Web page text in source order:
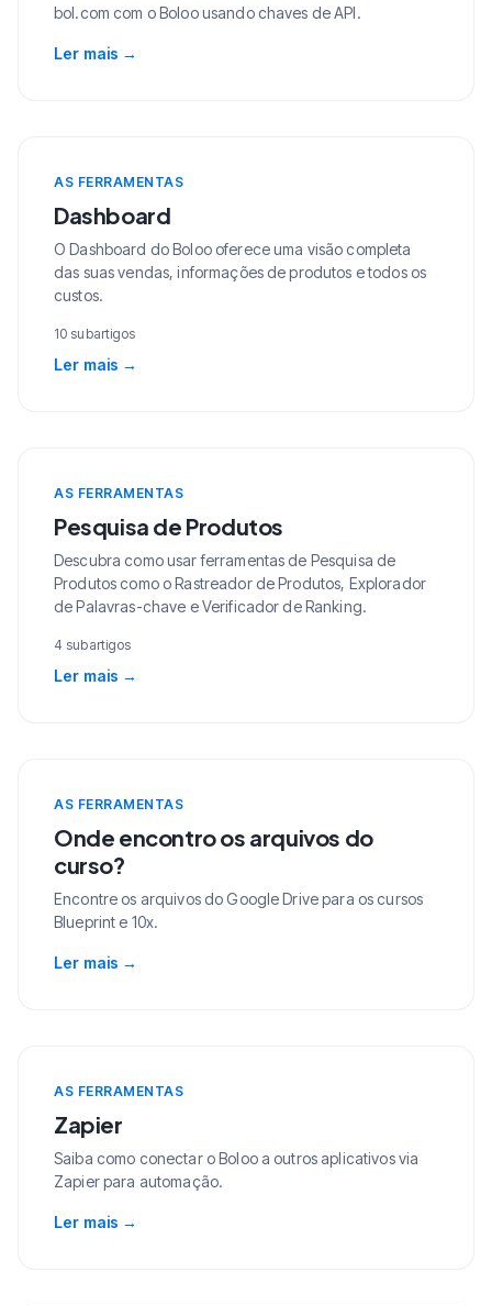
bol.com com o Boloo usando chaves de API.
Ler mais →
AS FERRAMENTAS
Dashboard
O Dashboard do Boloo oferece uma visão completa
das suas vendas, informações de produtos e todos os
custos.
10 subartigos
Ler mais →
AS FERRAMENTAS
Pesquisa de Produtos
Descubra como usar ferramentas de Pesquisa de
Produtos como o Rastreador de Produtos, Explorador
de Palavras-chave e Verificador de Ranking.
4 subartigos
Ler mais →
AS FERRAMENTAS
Onde encontro os arquivos do
curso?
Encontre os arquivos do Google Drive para os cursos
Blueprint e 10x.
Ler mais →
AS FERRAMENTAS
Zapier
Saiba como conectar o Boloo a outros aplicativos via
Zapier para automação.
Ler mais →